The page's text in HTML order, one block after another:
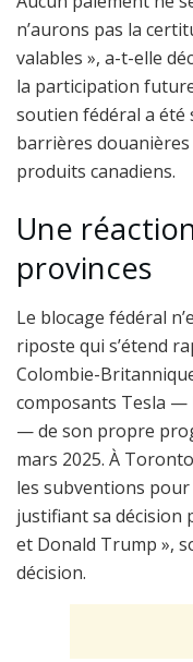
n’aurons pas la
valables », a-t-elle
la participation
soutien fédéral a été
barrières
produits canadiens.
Une
provinces
Le blocage fédéral
riposte qui s’étend
Colombie-
composants Tesla
— de son propre
mars 2025. À
les subventions
justifiant sa décision
et Donald Trump »,
décision.